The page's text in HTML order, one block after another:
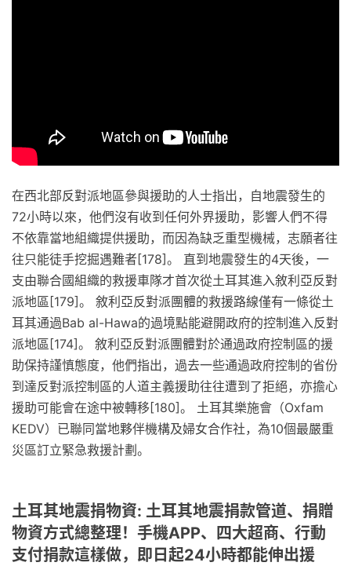
在西北部反對派地區參與援助的人士指出，自地震發生的
72小時以來，他們沒有收到任何外界援助，影響人們不得
不依靠當地組織提供援助，而因為缺乏重型機械，志願者往
往只能徒手挖掘遇難者[178]。 直到地震發生的4天後，一
支由聯合國組織的救援車隊才首次從土耳其進入敘利亞反對
派地區[179]。 敘利亞反對派團體的救援路線僅有一條從土
耳其通過Bab al-Hawa的過境點能避開政府的控制進入反對
派地區[174]。 敘利亞反對派團體對於通過政府控制區的援
助保持謹慎態度，他們指出，過去一些通過政府控制的省份
到達反對派控制區的人道主義援助往往遭到了拒絕，亦擔心
援助可能會在途中被轉移[180]。 土耳其樂施會（Oxfam
KEDV）已聯同當地夥伴機構及婦女合作社，為10個最嚴重
災區訂立緊急救援計劃。
土耳其地震捐物資: 土耳其地震捐款管道、捐贈
物資方式總整理！手機APP、四大超商、行動
支付捐款這樣做，即日起24小時都能伸出援